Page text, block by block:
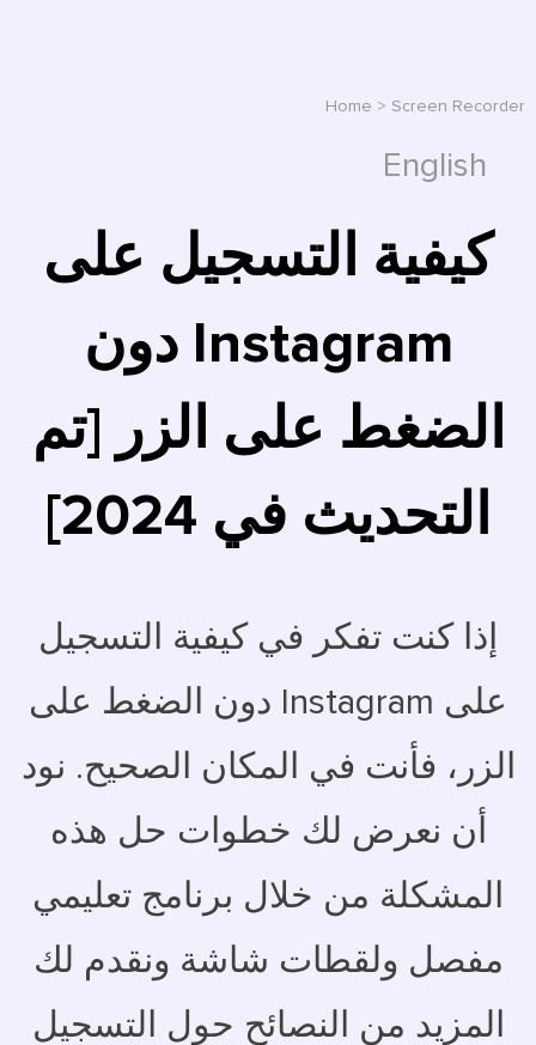
Home > Screen Recorder
English
كيفية التسجيل على
Instagram دون
الضغط على الزر [تم
التحديث في 2024]
إذا كنت تفكر في كيفية التسجيل
على Instagram دون الضغط على
الزر، فأنت في المكان الصحيح. نود
أن نعرض لك خطوات حل هذه
المشكلة من خلال برنامج تعليمي
مفصل ولقطات شاشة ونقدم لك
المزيد من النصائح حول التسجيل